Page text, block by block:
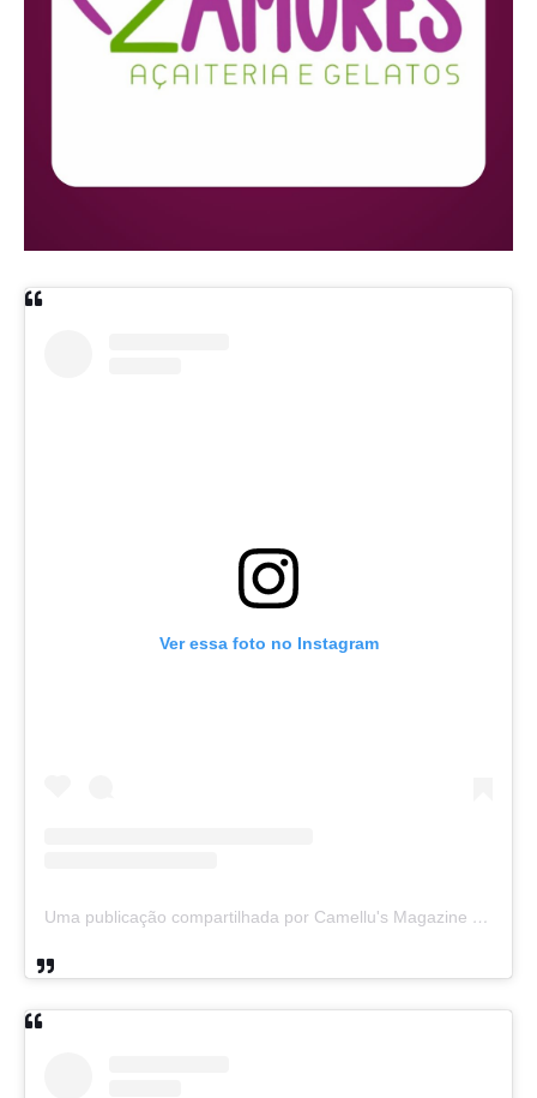
Ver essa foto no Instagram
Uma publicação compartilhada por Camellu's Magazine I e II (@camellus_magazine)